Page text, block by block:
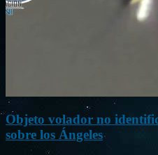
Objeto volador no
sobre los Ángeles